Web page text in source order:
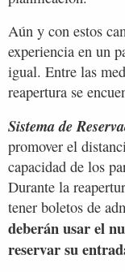
Aún y con estos
experiencia en un
igual. Entre las
reapertura se
Sistema de
promover el
capacidad de los
Durante la
tener boletos de
deberán usar el
reservar su